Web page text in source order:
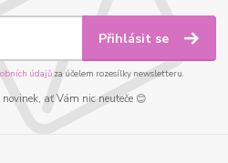
Přihlásit se
údajůza účelem rozesílky newsletteru.
ať Vám nic neuteče 😊